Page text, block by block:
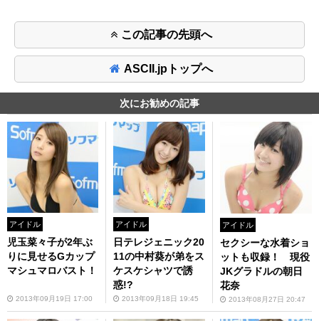
この記事の先頭へ
ASCII.jpトップへ
次にお勧めの記事
アイドル
児玉菜々子が2年ぶ
りに見せるGカップ
マシュマロバスト！
2013年09月19日 17:00
アイドル
日テレジェニック20
11の中村葵が弟をス
ケスケシャツで誘
惑!?
2013年09月18日 19:45
アイドル
セクシーな水着ショ
ットも収録！ 現役
JKグラドルの朝日
花奈
2013年08月27日 20:47